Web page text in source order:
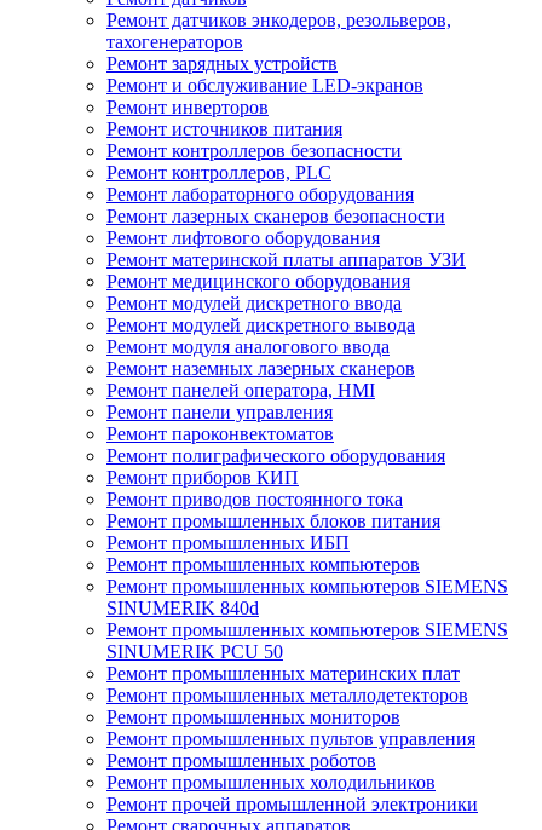
Ремонт датчиков энкодеров, резольверов,
тахогенераторов
Ремонт зарядных устройств
Ремонт и обслуживание LED-экранов
Ремонт инверторов
Ремонт источников питания
Ремонт контроллеров безопасности
Ремонт контроллеров, PLC
Ремонт лабораторного оборудования
Ремонт лазерных сканеров безопасности
Ремонт лифтового оборудования
Ремонт материнской платы аппаратов УЗИ
Ремонт медицинского оборудования
Ремонт модулей дискретного ввода
Ремонт модулей дискретного вывода
Ремонт модуля аналогового ввода
Ремонт наземных лазерных сканеров
Ремонт панелей оператора, HMI
Ремонт панели управления
Ремонт пароконвектоматов
Ремонт полиграфического оборудования
Ремонт приборов КИП
Ремонт приводов постоянного тока
Ремонт промышленных блоков питания
Ремонт промышленных ИБП
Ремонт промышленных компьютеров
Ремонт промышленных компьютеров SIEMENS
SINUMERIK 840d
Ремонт промышленных компьютеров SIEMENS
SINUMERIK PCU 50
Ремонт промышленных материнских плат
Ремонт промышленных металлодетекторов
Ремонт промышленных мониторов
Ремонт промышленных пультов управления
Ремонт промышленных роботов
Ремонт промышленных холодильников
Ремонт прочей промышленной электроники
Ремонт сварочных аппаратов